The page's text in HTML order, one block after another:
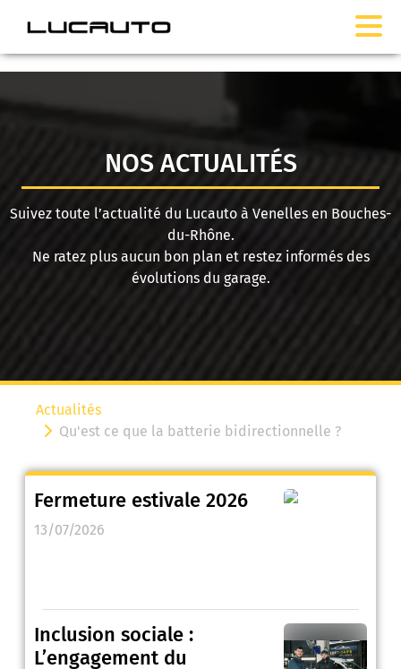
NOS ACTUALITÉS
Suivez toute l’actualité du Lucauto à Venelles en Bouches-
du-Rhône.
Ne ratez plus aucun bon plan et restez informés des
évolutions du garage.
Actualités
Qu'est ce que la batterie bidirectionnelle ?
Fermeture estivale 2026
13/07/2026
Inclusion sociale :
L’engagement du